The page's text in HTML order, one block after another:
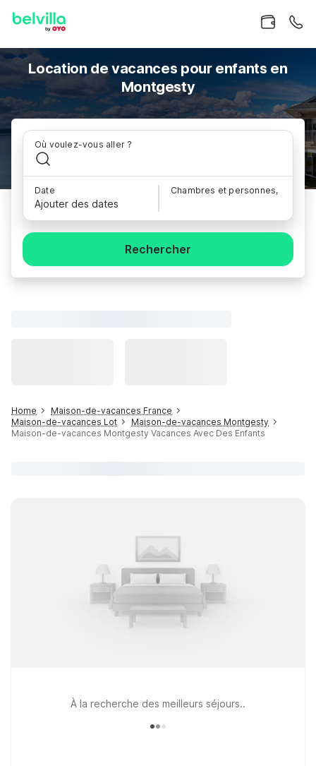
Location de vacances pour enfants en
Montgesty
Où voulez-vous aller ?
Date
Ajouter des dates
Chambres et personnes,
Rechercher
Home
Maison-de-vacances France
Maison-de-vacances Lot
Maison-de-vacances Montgesty
Maison-de-vacances Montgesty Vacances Avec Des Enfants
À la recherche des meilleurs séjours..